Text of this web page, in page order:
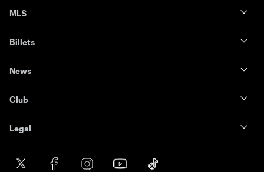
MLS
Billets
News
Club
Legal